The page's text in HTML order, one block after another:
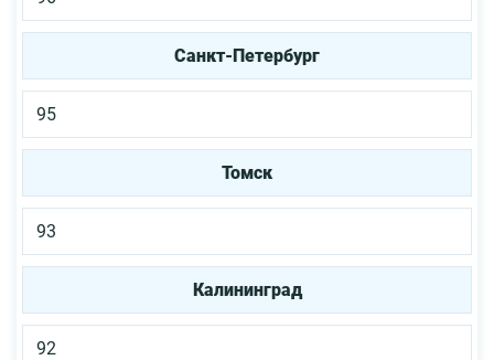
Санкт-Петербург
95
Томск
93
Калининград
92